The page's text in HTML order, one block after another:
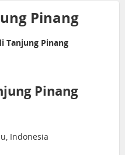
Pinang
Tanjung Pinang
Pinang
Indonesia